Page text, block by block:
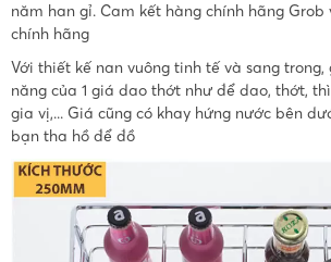
năm han gỉ. Cam kết hàng chính hãng
chính hãng
Với thiết kế nan vuông tinh tế và sang
năng của 1 giá dao thớt như để dao, thớt,
gia vị,... Giá cũng có khay hứng nước bên
bạn tha hồ để đồ